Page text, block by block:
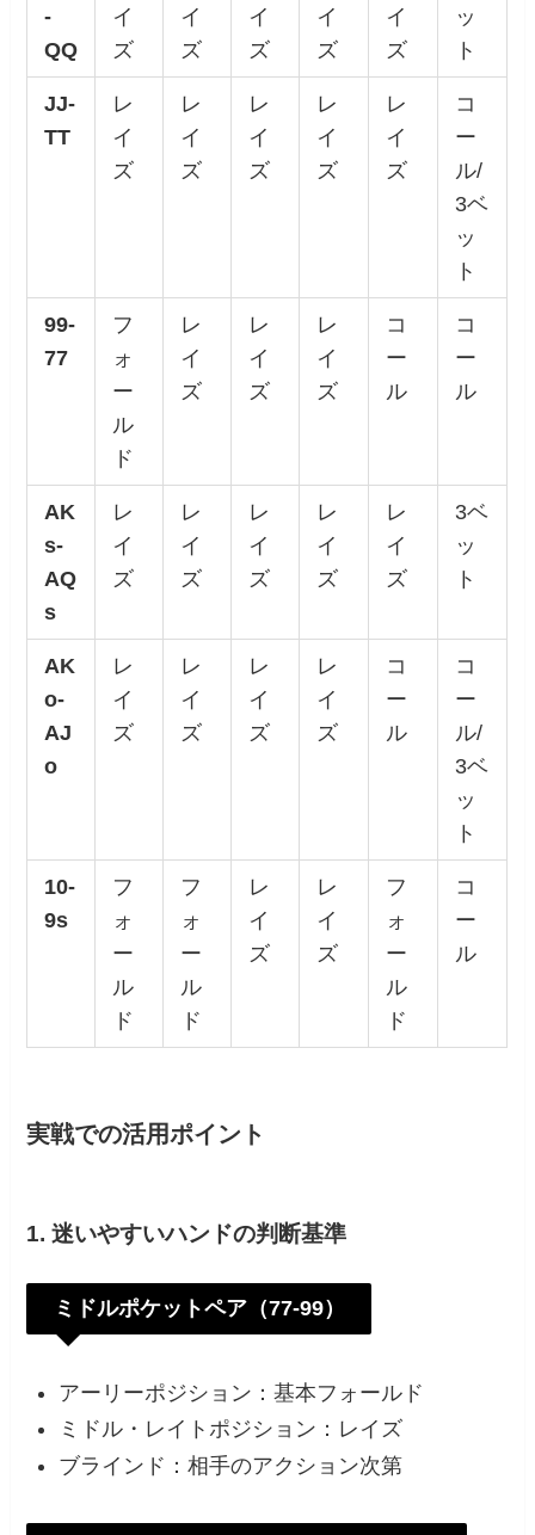
-
QQ
イ
ズ
イ
ズ
イ
ズ
イ
ズ
イ
ズ
ッ
ト
JJ-
TT
レ
イ
ズ
レ
イ
ズ
レ
イ
ズ
レ
イ
ズ
レ
イ
ズ
コ
ー
ル/
3ベ
ッ
ト
99-
77
フ
ォ
ー
ル
ド
レ
イ
ズ
レ
イ
ズ
レ
イ
ズ
コ
ー
ル
コ
ー
ル
AK
s-
AQ
s
レ
イ
ズ
レ
イ
ズ
レ
イ
ズ
レ
イ
ズ
レ
イ
ズ
3ベ
ッ
ト
AK
o-
AJ
o
レ
イ
ズ
レ
イ
ズ
レ
イ
ズ
レ
イ
ズ
コ
ー
ル
コ
ー
ル/
3ベ
ッ
ト
10-
9s
フ
ォ
ー
ル
ド
フ
ォ
ー
ル
ド
レ
イ
ズ
レ
イ
ズ
フ
ォ
ー
ル
ド
コ
ー
ル
実戦での活用ポイント
1. 迷いやすいハンドの判断基準
ミドルポケットペア（77-99）
アーリーポジション：基本フォールド
ミドル・レイトポジション：レイズ
ブラインド：相手のアクション次第